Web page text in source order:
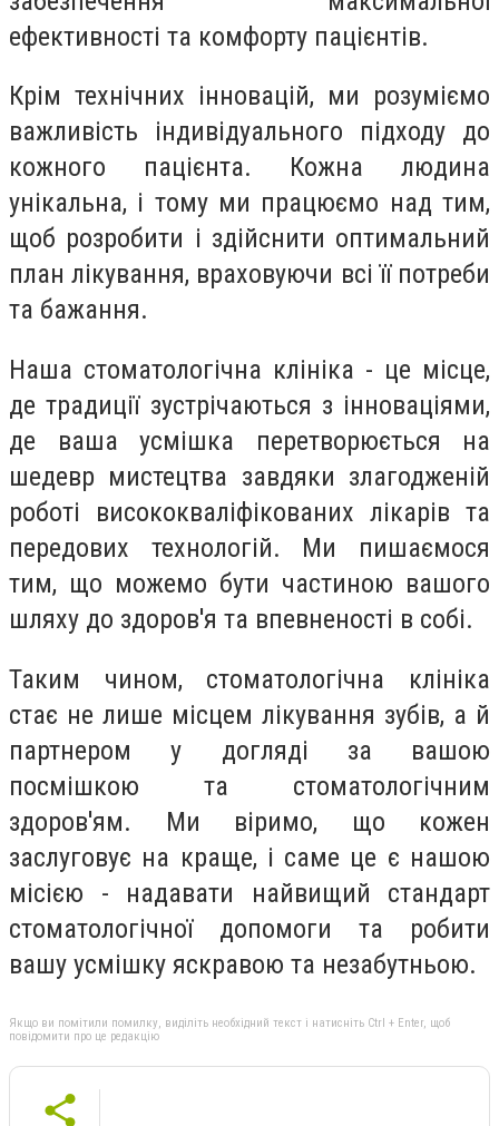
ефективності та комфорту пацієнтів.
Крім технічних інновацій, ми розуміємо
важливість індивідуального підходу до
кожного пацієнта. Кожна людина
унікальна, і тому ми працюємо над тим,
щоб розробити і здійснити оптимальний
план лікування, враховуючи всі її потреби
та бажання.
Наша стоматологічна клініка - це місце,
де традиції зустрічаються з інноваціями,
де ваша усмішка перетворюється на
шедевр мистецтва завдяки злагодженій
роботі висококваліфікованих лікарів та
передових технологій. Ми пишаємося
тим, що можемо бути частиною вашого
шляху до здоров'я та впевненості в собі.
Таким чином, стоматологічна клініка
стає не лише місцем лікування зубів, а й
партнером у догляді за вашою
посмішкою та стоматологічним
здоров'ям. Ми віримо, що кожен
заслуговує на краще, і саме це є нашою
місією - надавати найвищий стандарт
стоматологічної допомоги та робити
вашу усмішку яскравою та незабутньою.
Якщо ви помітили помилку, виділіть необхідний текст і натисніть Ctrl + Enter, щоб
повідомити про це редакцію